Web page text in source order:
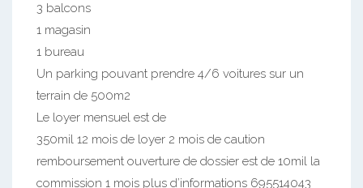
3 balcons
1 magasin
1 bureau
Un parking pouvant prendre 4/6 voitures sur un
terrain de 500m2
Le loyer mensuel est de
350mil 12 mois de loyer 2 mois de caution
remboursement ouverture de dossier est de 10mil la
commission 1 mois plus d’informations 695514043